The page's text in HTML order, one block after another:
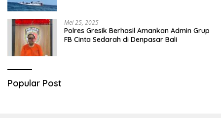
Mei 25, 2025
Polres Gresik Berhasil Amankan Admin Grup
FB Cinta Sedarah di Denpasar Bali
Popular Post